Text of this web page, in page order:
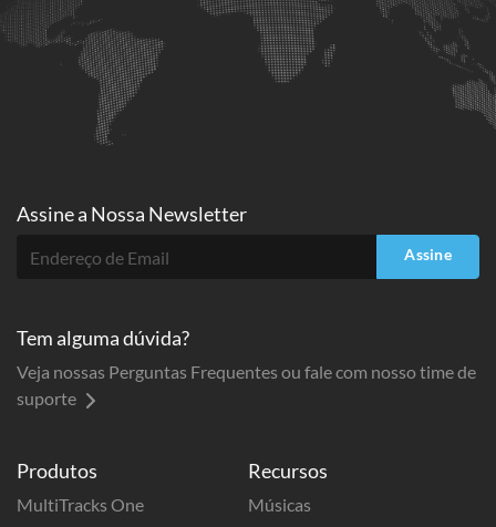
Produtos
MultiTracks One
Recursos
Músicas
Assine a Nossa Newsletter
Assine
Tem alguma dúvida?
Veja nossas Perguntas Frequentes ou fale com nosso time de
suporte